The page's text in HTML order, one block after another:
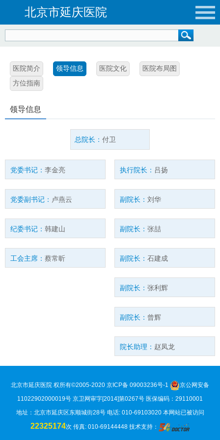
北京市延庆医院
医院简介 领导信息 医院文化
医院布局图
方位指南
领导信息
总院长： 付卫
执行院长： 吕扬
党委书记：李金亮
副院长： 刘华
党委副书记： 卢燕云
副院长： 张喆
纪委书记：韩建山
副院长： 石建成
工会主席：蔡常昕
副院长： 张利辉
副院长： 曾辉
院长助理： 赵凤龙
北京市延庆医院 权所有©2005-2020 京ICP备 09003236号-1
京公网安备
11022902000019号 京卫网审字[2014]第0267号 医保编码：29110001
地址：北京市延庆区东顺城街28号 电话: 010-69103020 本网站已被访问
22325174次 传真: 010-69144448 技术支持：